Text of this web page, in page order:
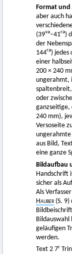
Format
aber auch
(39va–41ra)
der
144ra) jedes
einer
200 × 240
ungerahmt,
oder
ganzseitige,
240 mm),
Versoseite
ungerahmte
aus Bild,
eine ganze
Bildaufbau
Handschrift
sicher als
Als
Hauber (S. 9)
Bildauswahl
geläufigen
werden.
Text 2 7r